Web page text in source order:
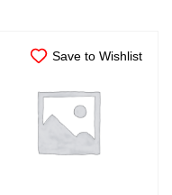
Save to Wishlist